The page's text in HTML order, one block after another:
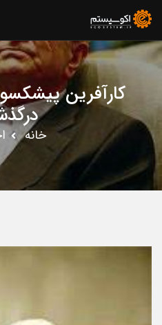
کارآفرین
خانه